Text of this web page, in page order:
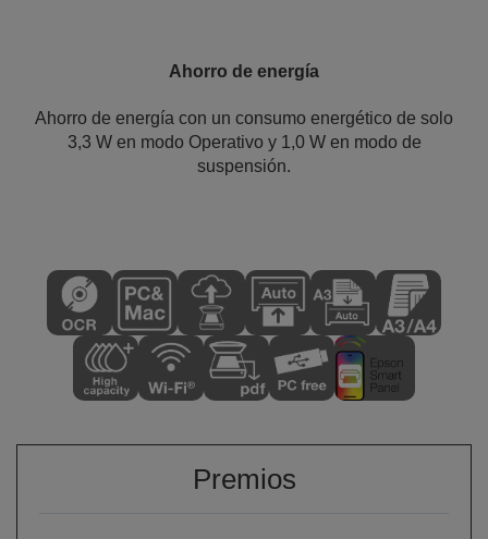
Ahorro de energía
Ahorro de energía con un consumo energético de solo
3,3 W en modo Operativo y 1,0 W en modo de
suspensión.
Premios